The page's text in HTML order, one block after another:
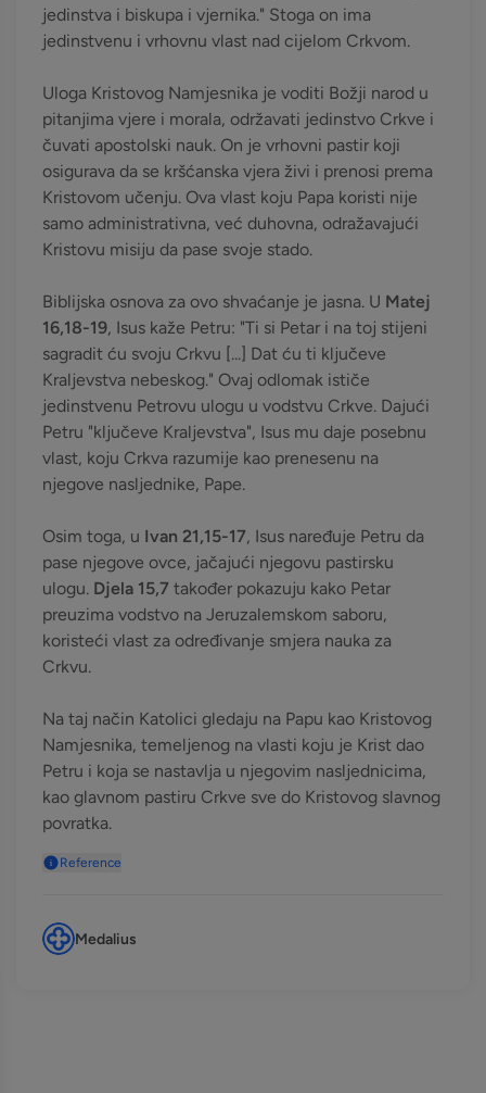
jedinstva i biskupa i vjernika." Stoga on ima
jedinstvenu i vrhovnu vlast nad cijelom Crkvom.
Uloga Kristovog Namjesnika je voditi Božji narod u
pitanjima vjere i morala, održavati jedinstvo Crkve i
čuvati apostolski nauk. On je vrhovni pastir koji
osigurava da se kršćanska vjera živi i prenosi prema
Kristovom učenju. Ova vlast koju Papa koristi nije
samo administrativna, već duhovna, odražavajući
Kristovu misiju da pase svoje stado.
Biblijska osnova za ovo shvaćanje je jasna. U Matej
16,18-19, Isus kaže Petru: "Ti si Petar i na toj stijeni
sagradit ću svoju Crkvu [...] Dat ću ti ključeve
Kraljevstva nebeskog." Ovaj odlomak ističe
jedinstvenu Petrovu ulogu u vodstvu Crkve. Dajući
Petru "ključeve Kraljevstva", Isus mu daje posebnu
vlast, koju Crkva razumije kao prenesenu na
njegove nasljednike, Pape.
Osim toga, u Ivan 21,15-17, Isus naređuje Petru da
pase njegove ovce, jačajući njegovu pastirsku
ulogu. Djela 15,7 također pokazuju kako Petar
preuzima vodstvo na Jeruzalemskom saboru,
koristeći vlast za određivanje smjera nauka za
Crkvu.
Na taj način Katolici gledaju na Papu kao Kristovog
Namjesnika, temeljenog na vlasti koju je Krist dao
Petru i koja se nastavlja u njegovim nasljednicima,
kao glavnom pastiru Crkve sve do Kristovog slavnog
povratka.
Reference
Medalius